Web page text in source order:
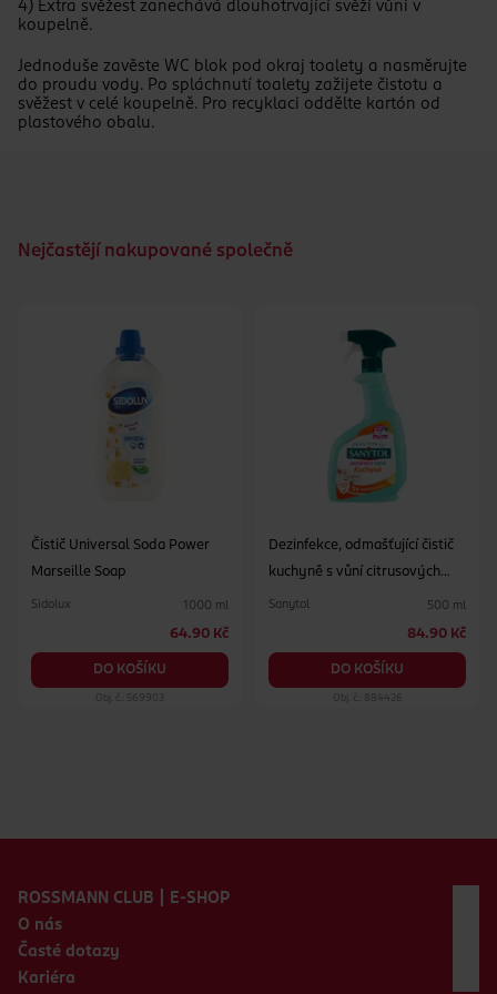
4) Extra svěžest zanechává dlouhotrvající svěží vůni v
koupelně.
Jednoduše zavěste WC blok pod okraj toalety a nasměrujte
do proudu vody. Po spláchnutí toalety zažijete čistotu a
svěžest v celé koupelně. Pro recyklaci oddělte kartón od
plastového obalu.
Nejčastějí nakupované společně
Čistič Universal Soda Power
Marseille Soap
Sidolux 1000 ml
64.90 Kč
DO KOŠÍKU
Obj. č.: 569903
Dezinfekce, odmašťující čistič
kuchyně s vůní citrusových
plodů
Sanytol 500 ml
84.90 Kč
DO KOŠÍKU
Obj. č.: 884426
ROSSMANN CLUB | E-SHOP
O nás
Časté dotazy
Kariéra